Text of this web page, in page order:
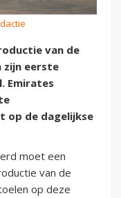
van de
zijn eerste
Emirates
op de dagelijkse
moet een
van de
op deze